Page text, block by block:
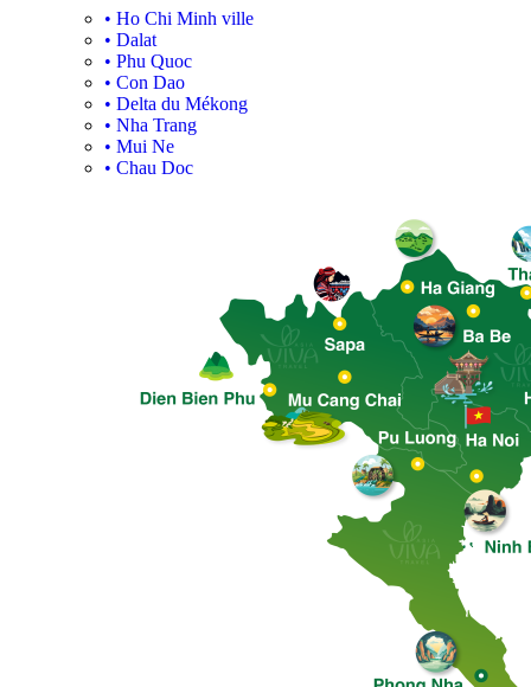
• Ho Chi Minh ville
• Dalat
• Phu Quoc
• Con Dao
• Delta du Mékong
• Nha Trang
• Mui Ne
• Chau Doc